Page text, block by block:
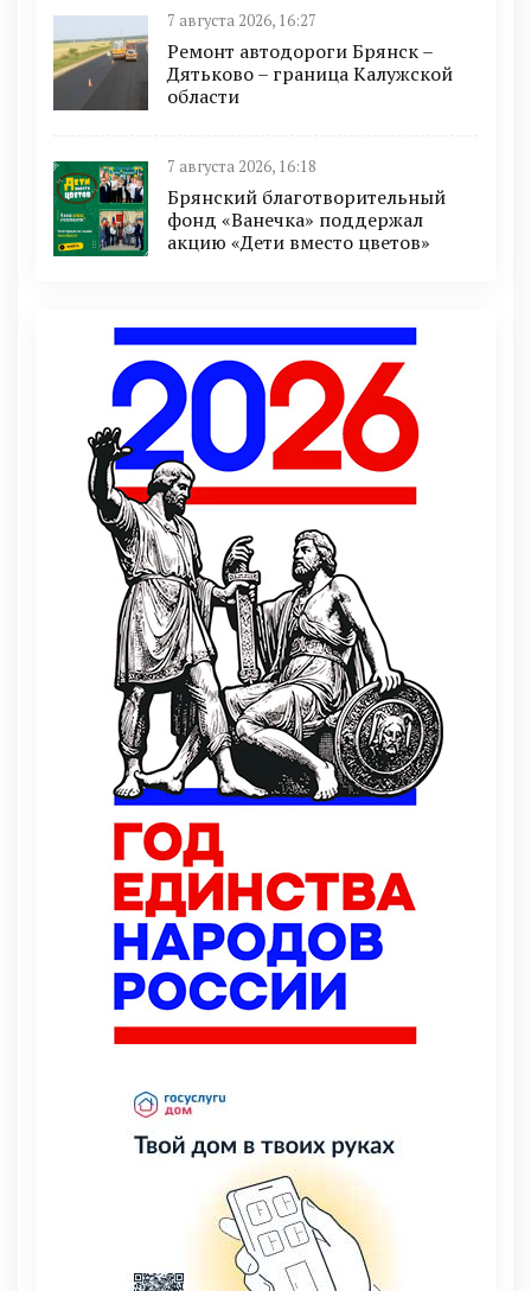
7 августа 2026, 16:27
Ремонт автодороги Брянск –
Дятьково – граница Калужской
области
7 августа 2026, 16:18
Брянский благотворительный
фонд «Ванечка» поддержал
акцию «Дети вместо цветов»